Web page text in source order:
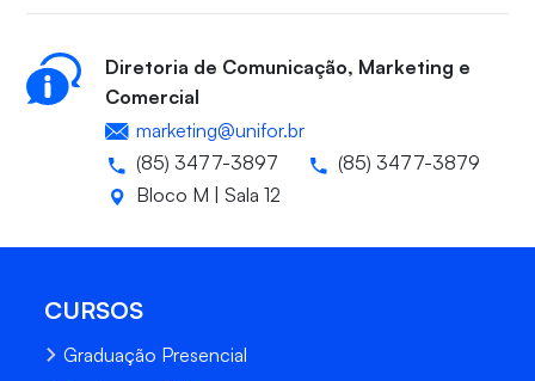
Diretoria de Comunicação, Marketing e
Comercial
marketing@unifor.br
(85) 3477-3897
(85) 3477-3879
Bloco M | Sala 12
CURSOS
Graduação Presencial